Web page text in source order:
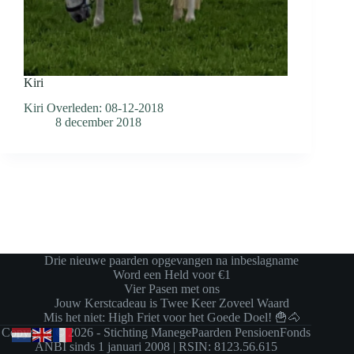
Kiri
Kiri Overleden: 08-12-2018
8 december 2018
Drie nieuwe paarden opgevangen na inbeslagname
Word een Held voor €1
Vier Pasen met ons
Jouw Kerstcadeau is Twee Keer Zoveel Waard
Mis het niet: High Friet voor het Goede Doel! 🍟🐴
Copyright © 2026 - Stichting ManegePaarden PensioenFonds
ANBI sinds 1 januari 2008 | RSIN: 8123.56.615